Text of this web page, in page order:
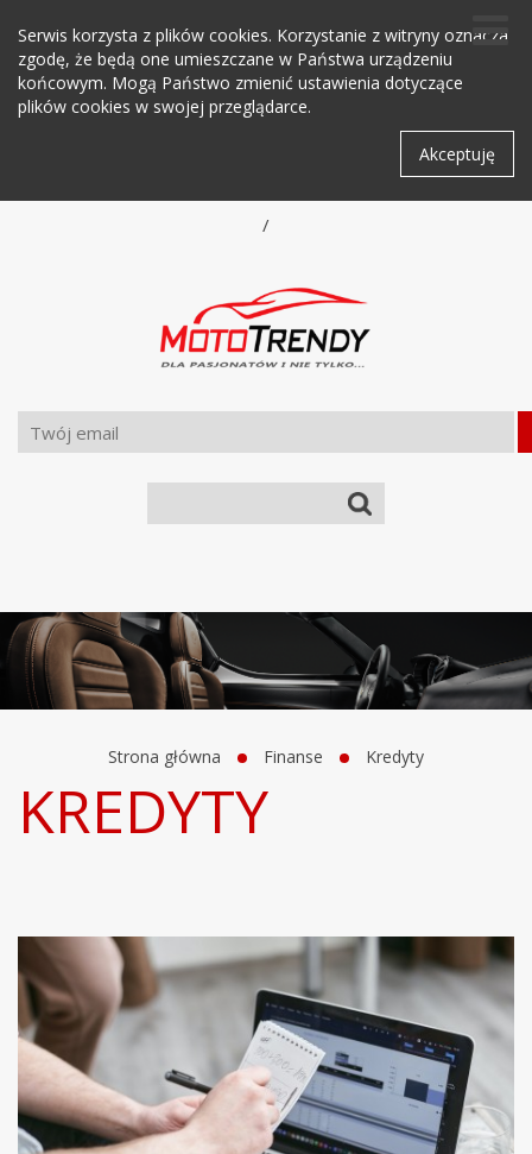
Serwis korzysta z plików cookies. Korzystanie z witryny oznacza
zgodę, że będą one umieszczane w Państwa urządzeniu
końcowym. Mogą Państwo zmienić ustawienia dotyczące
plików cookies w swojej przeglądarce.
Akceptuję
/
Strona główna Finanse Kredyty
KREDYTY